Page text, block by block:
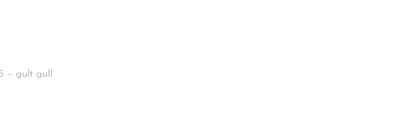
– gult gull